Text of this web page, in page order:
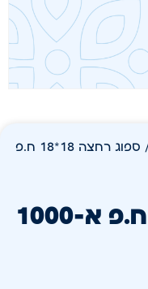
/ ספוג רחצה 18*18 ח.פ